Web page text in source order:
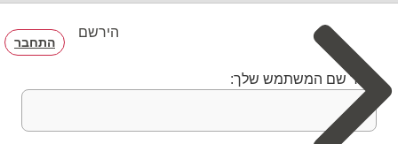
הירשם
התחבר
בחר שם המשתמש שלך: